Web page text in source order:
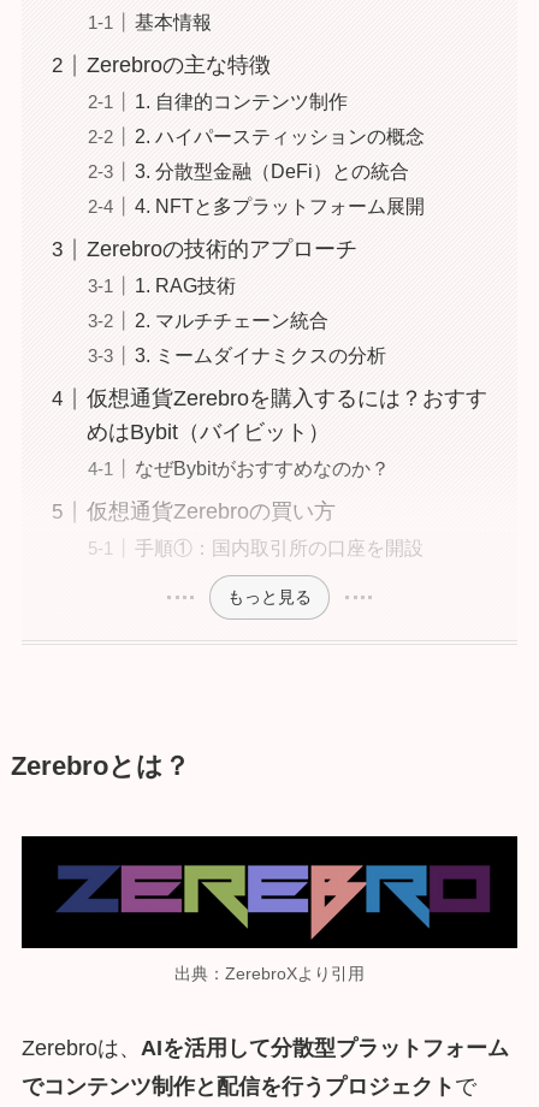
基本情報
Zerebroの主な特徴
1. 自律的コンテンツ制作
2. ハイパースティッションの概念
3. 分散型金融（DeFi）との統合
4. NFTと多プラットフォーム展開
Zerebroの技術的アプローチ
1. RAG技術
2. マルチチェーン統合
3. ミームダイナミクスの分析
仮想通貨Zerebroを購入するには？おすす
めはBybit（バイビット）
なぜBybitがおすすめなのか？
仮想通貨Zerebroの買い方
手順①：国内取引所の口座を開設
もっと見る
Zerebroとは？
出典：ZerebroXより引用
Zerebroは、 AIを活用して分散型プラットフォーム
でコンテンツ制作と配信を行うプロジェクト で